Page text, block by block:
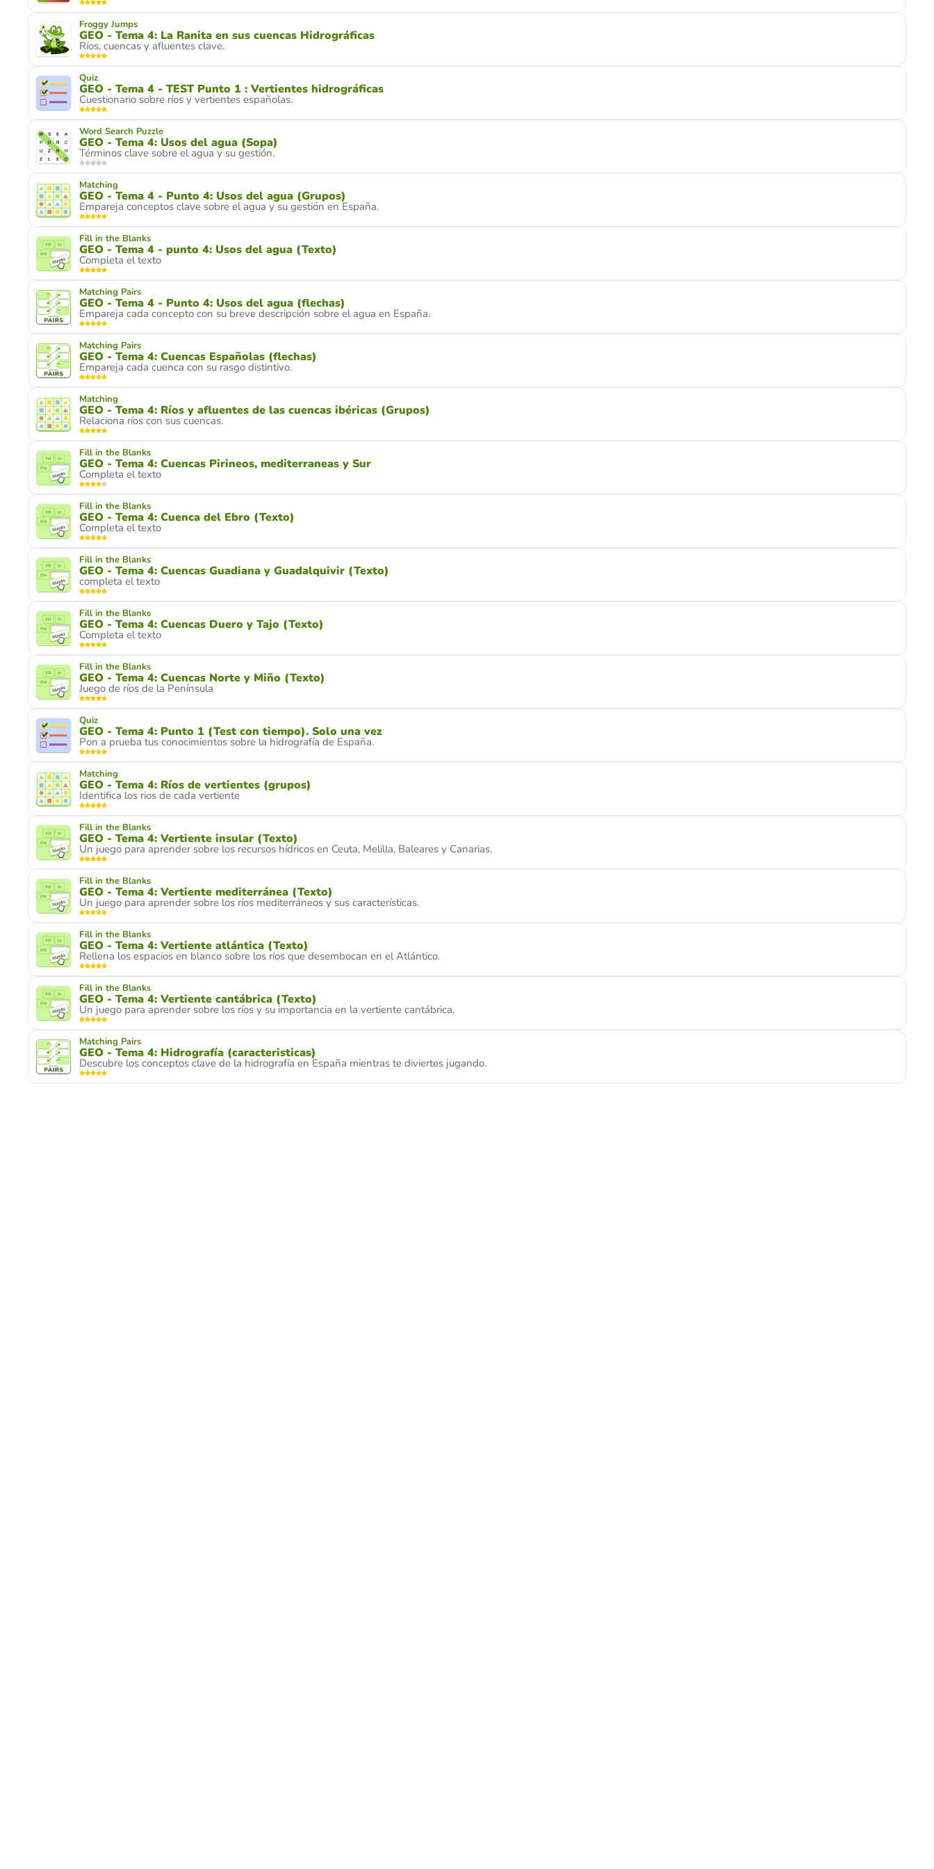
Froggy Jumps
GEO - Tema 4: La Ranita en sus cuencas Hidrográficas
Ríos, cuencas y afluentes clave.
Quiz
GEO - Tema 4 - TEST Punto 1 : Vertientes hidrográficas
Cuestionario sobre ríos y vertientes españolas.
Word Search Puzzle
GEO - Tema 4: Usos del agua (Sopa)
Términos clave sobre el agua y su gestión.
Matching
GEO - Tema 4 - Punto 4: Usos del agua (Grupos)
Empareja conceptos clave sobre el agua y su gestión en España.
Fill in the Blanks
GEO - Tema 4 - punto 4: Usos del agua (Texto)
Completa el texto
Matching Pairs
GEO - Tema 4 - Punto 4: Usos del agua (flechas)
Empareja cada concepto con su breve descripción sobre el agua en España.
Matching Pairs
GEO - Tema 4: Cuencas Españolas (flechas)
Empareja cada cuenca con su rasgo distintivo.
Matching
GEO - Tema 4: Ríos y afluentes de las cuencas ibéricas (Grupos)
Relaciona ríos con sus cuencas.
Fill in the Blanks
GEO - Tema 4: Cuencas Pirineos, mediterraneas y Sur
Completa el texto
Fill in the Blanks
GEO - Tema 4: Cuenca del Ebro (Texto)
Completa el texto
Fill in the Blanks
GEO - Tema 4: Cuencas Guadiana y Guadalquivir (Texto)
completa el texto
Fill in the Blanks
GEO - Tema 4: Cuencas Duero y Tajo (Texto)
Completa el texto
Fill in the Blanks
GEO - Tema 4: Cuencas Norte y Miño (Texto)
Juego de ríos de la Península
Quiz
GEO - Tema 4: Punto 1 (Test con tiempo). Solo una vez
Pon a prueba tus conocimientos sobre la hidrografía de España.
Matching
GEO - Tema 4: Ríos de vertientes (grupos)
Identifica los rios de cada vertiente
Fill in the Blanks
GEO - Tema 4: Vertiente insular (Texto)
Un juego para aprender sobre los recursos hídricos en Ceuta, Melilla, Baleares y Canarias.
Fill in the Blanks
GEO - Tema 4: Vertiente mediterránea (Texto)
Un juego para aprender sobre los ríos mediterráneos y sus características.
Fill in the Blanks
GEO - Tema 4: Vertiente atlántica (Texto)
Rellena los espacios en blanco sobre los ríos que desembocan en el Atlántico.
Fill in the Blanks
GEO - Tema 4: Vertiente cantábrica (Texto)
Un juego para aprender sobre los ríos y su importancia en la vertiente cantábrica.
Matching Pairs
GEO - Tema 4: Hidrografía (caracteristicas)
Descubre los conceptos clave de la hidrografía en España mientras te diviertes jugando.